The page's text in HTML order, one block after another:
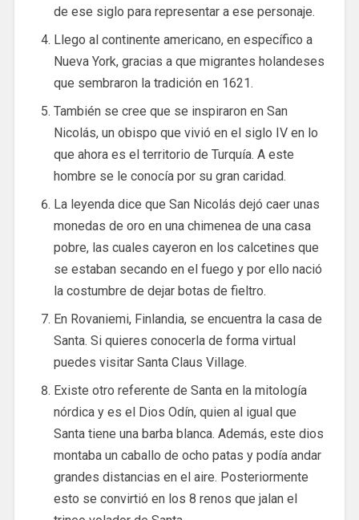
de ese siglo para representar a ese personaje.
Llego al continente americano, en específico a
Nueva York, gracias a que migrantes holandeses
que sembraron la tradición en 1621.
También se cree que se inspiraron en San
Nicolás, un obispo que vivió en el siglo IV en lo
que ahora es el territorio de Turquía. A este
hombre se le conocía por su gran caridad.
La leyenda dice que San Nicolás dejó caer unas
monedas de oro en una chimenea de una casa
pobre, las cuales cayeron en los calcetines que
se estaban secando en el fuego y por ello nació
la costumbre de dejar botas de fieltro.
En Rovaniemi, Finlandia, se encuentra la casa de
Santa. Si quieres conocerla de forma virtual
puedes visitar Santa Claus Village.
Existe otro referente de Santa en la mitología
nórdica y es el Dios Odín, quien al igual que
Santa tiene una barba blanca. Además, este dios
montaba un caballo de ocho patas y podía andar
grandes distancias en el aire. Posteriormente
esto se convirtió en los 8 renos que jalan el